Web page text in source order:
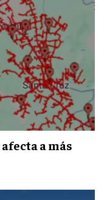
a más